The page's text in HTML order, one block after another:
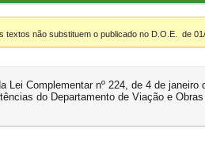
textos não substituem o publicado no D.O.E. de
Lei Complementar nº 224, de 4 de
do Departamento de Viação e